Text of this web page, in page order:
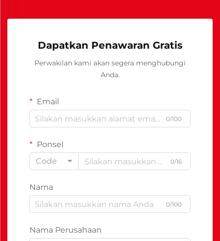
Dapatkan Penawaran Gratis
Perwakilan kami akan segera menghubungi
Anda.
Email
0/100
Ponsel
Code
0/16
Nama
0/100
Nama Perusahaan